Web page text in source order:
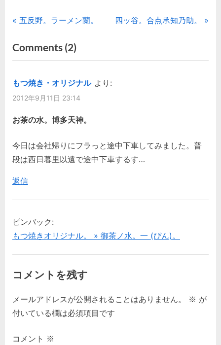
投
稿
ナ
ビ
ゲ
ー
シ
ョ
ン
P
e
v
o
u
s
o
s
:
五反野。ラーメン蘭。
N
t
四ッ谷。合点承知乃助。
Comments (2)on
“お
茶
の
徳
衛。
もつ焼き・オリジナル より:
2012年9月11日 23:14
お茶の水。博多天神。
今日は会社帰りにフラっと途中下車してみました。普
段は西日暮里以遠で途中下車するす…
返信
ピンバック:
もつ焼きオリジナル。 » 御茶ノ水。一 (ぴん)。
コメントを残す
メールアドレスが公開されることはありません。 ※ が
付いている欄は必須項目です
コメント ※